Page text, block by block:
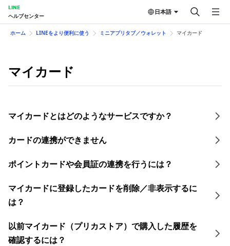
LINE
ヘルプセンター
日本語
ホーム LINEをより便利に使う ミニアプリタブ／ウォレット マイカード
マイカード
マイカードとはどのようなサービスですか？
カードの連携ができません
ポイントカードや会員証の連携を行うには？
マイカードに登録したカードを削除／非表示するに
は？
以前マイカード（プリカストア）で購入した履歴を
確認するには？